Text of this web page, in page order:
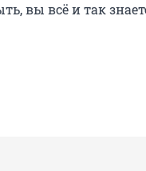
вы всё и так